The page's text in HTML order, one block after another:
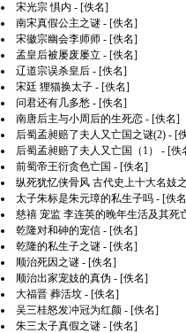
宋光宗 惧内 - [佚名]
南宋真假公主之谜 - [佚名]
宋徽宗幽会李师师 - [佚名]
孟皇后被屡废屡立 - [佚名]
辽道宗误杀皇后 - [佚名]
宋廷 狸猫换太子 - [佚名]
问君还有几多愁 - [佚名]
南唐后主与小周后的生死恋 - [佚名]
后蜀孟昶赔了夫人又亡国之谜(2) - [
后蜀孟昶赔了夫人又亡国（1）
- [佚
前蜀帝王衍贪色亡国 - [佚名]
纵死犹忆侠骨风 古代史上十大名妓
太子朱标是朱元璋的私生子吗 - [佚
慈禧 宠监 李连英的晚年生活及其死
乾隆对和砷的宠信 - [佚名]
乾隆的私生子之谜 - [佚名]
顺治死因之谜 - [佚名]
顺治出家宠妓的真伪 - [佚名]
大福晋 葬活坟 - [佚名]
吴三桂怒发冲冠为红颜 - [佚名]
朱三太子真假之谜 - [佚名]